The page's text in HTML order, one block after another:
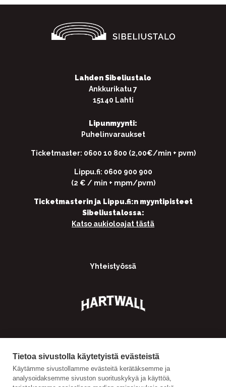
Tietoa sivustolla käytetyistä evästeistä
Käytämme sivustollamme evästeitä kerätäksemme ja
analysoidaksemme sivuston suorituskykyä ja käyttöä,
Lahden Sibeliustalo
Ankkurikatu 7
15140 Lahti
Lipunmyynti:
Puhelinvaraukset
Ticketmaster: 0600 10 800 (2,00€/min + pvm)
Lippu.fi: 0600 900 900
(2 € / min + mpm/pvm)
Ticketmasterin ja Lippu.fi:n myyntipisteet
Sibeliustalossa:
Katso aukioloajat tästä
Yhteistyössä